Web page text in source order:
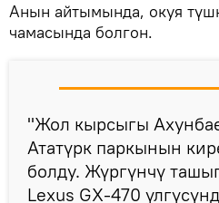
Анын айтымында, окуя
чамасында болгон.
"Жол кырсыгы
Ататүрк паркынын
болду. Жүргүнчү
Lexus GХ-470